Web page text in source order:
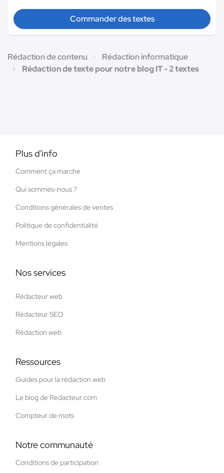
Commander des textes
Rédaction de contenu
Rédaction informatique
Rédaction de texte pour notre blog IT - 2 textes
Plus d'info
Comment ça marche
Qui sommes-nous ?
Conditions générales de ventes
Politique de confidentialité
Mentions légales
Nos services
Rédacteur web
Rédacteur SEO
Rédaction web
Ressources
Guides pour la rédaction web
Le blog de Redacteur.com
Compteur de mots
Notre communauté
Conditions de participation